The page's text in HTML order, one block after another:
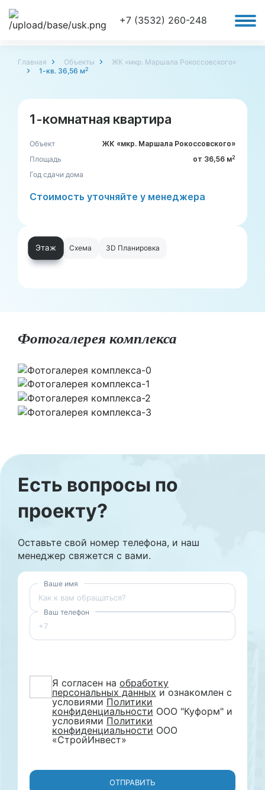
+7 (3532) 260-248
Главная Объекты
ЖК «мкр. Маршала Рокоссовского»
1-кв. 36,56 м2
Этаж Схема 3D Планировка
1-комнатная квартира
Объект
ЖК «мкр. Маршала Рокоссовского»
Площадь
от 36,56 м2
Год сдачи дома
Стоимость уточняйте у менеджера
Фотогалерея комплекса
Есть вопросы по
проекту?
Оставьте свой номер телефона, и наш
менеджер свяжется с вами.
Ваше имя
Ваш телефон
Я согласен на обработку
персональных данных и ознакомлен с
условиями Политики
конфиденциальности ООО "Куформ" и
условиями Политики
конфиденциальности ООО
«СтройИнвест»